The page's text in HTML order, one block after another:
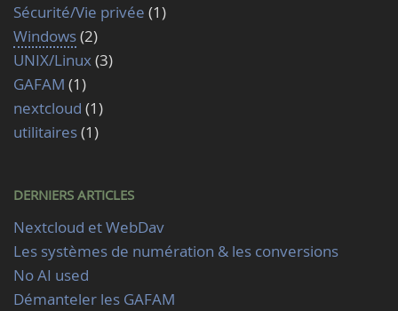
Sécurité/Vie privée (1)
Windows(2)
UNIX/Linux (3)
GAFAM (1)
nextcloud (1)
utilitaires(1)
DERNIERS ARTICLES
Nextcloud et WebDav
Les systèmes de numération & les conversions
No AI used
Démanteler les GAFAM